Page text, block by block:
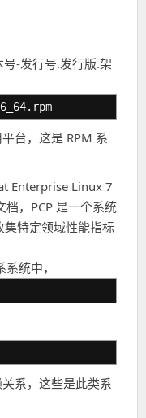
号-发行号.发行版.架
台，这是 RPM 系
Enterprise Linux 7
档，PCP 是一个系统
特定领域性能指标
统中，
系，这些是此类系